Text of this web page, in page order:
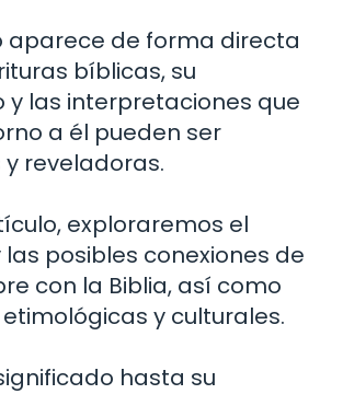
aparece de forma directa
bíblicas, su
y las interpretaciones que
a él pueden ser
reveladoras.
exploraremos el
posibles conexiones de
con la Biblia, así como
y culturales.
hasta su